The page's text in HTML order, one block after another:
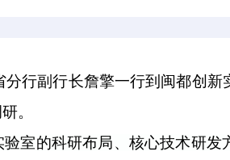
行副行长詹擎一行到闽都创新
。
室的科研布局、核心技术研发